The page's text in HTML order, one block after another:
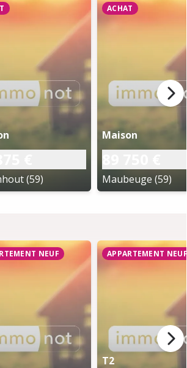
(59)
ACHAT
Maison
Maubeuge (59)
NEUF APPARTEMENT NEUF
T2